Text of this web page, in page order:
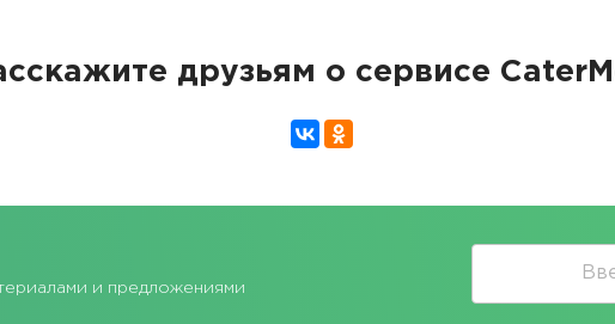
друзьям о сервисе
и предложениями